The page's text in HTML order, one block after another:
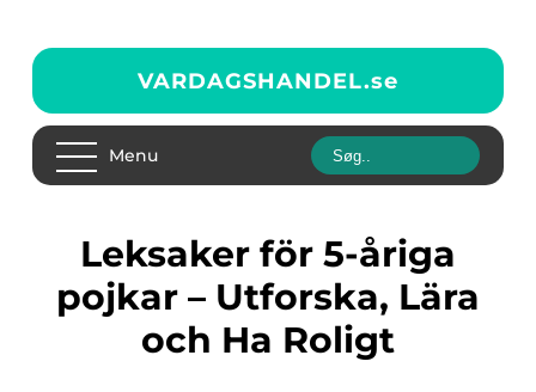
VARDAGSHANDEL.se
Menu
Leksaker för 5-åriga
pojkar – Utforska, Lära
och Ha Roligt